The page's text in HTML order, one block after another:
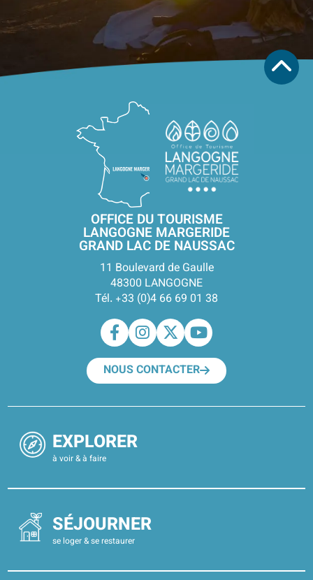
OFFICE DU TOURISME
LANGOGNE MARGERIDE
GRAND LAC DE NAUSSAC
11 Boulevard de Gaulle
48300 LANGOGNE
Tél. +33 (0)4 66 69 01 38
NOUS CONTACTER
EXPLORER
à voir & à faire
SÉJOURNER
se loger & se restaurer